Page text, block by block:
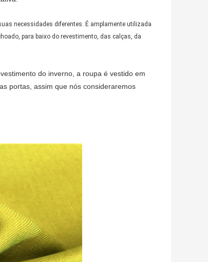
necessidades diferentes. É amplamente utilizada
para baixo do revestimento, das calças, da
do inverno, a roupa é vestido em
portas, assim que nós consideraremos